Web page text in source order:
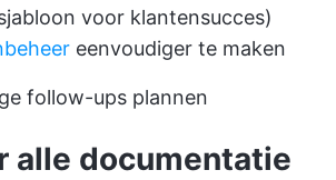
voor klantensucces)
eenvoudiger te maken
follow-ups plannen
alle documentatie